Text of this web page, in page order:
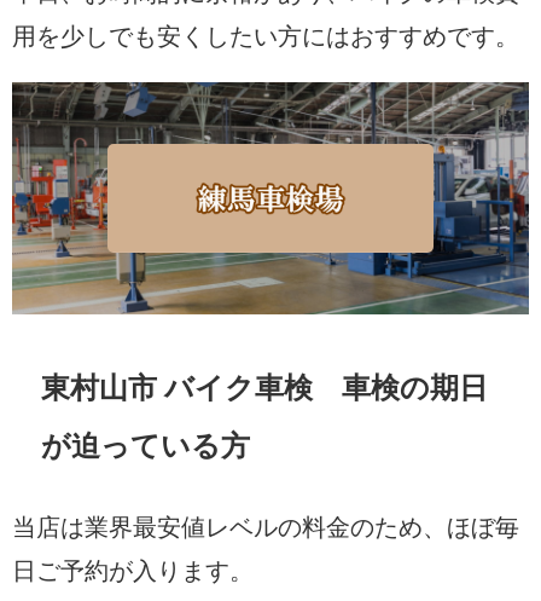
用を少しでも安くしたい方にはおすすめです。
東村山市 バイク車検 車検の期日
が迫っている方
当店は業界最安値レベルの料金のため、ほぼ毎
日ご予約が入ります。